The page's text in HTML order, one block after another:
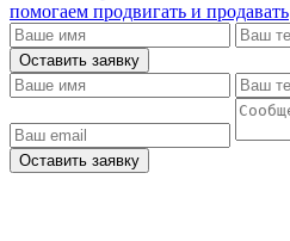
помогаем продвигать и продавать